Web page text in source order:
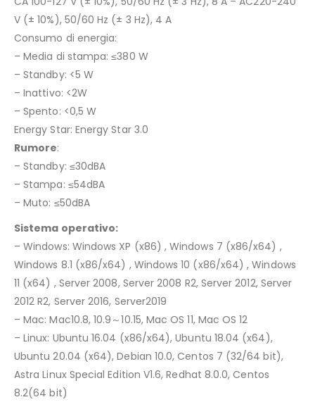
V (± 10%), 50/60 Hz (± 3 Hz), 4 A
Consumo di energia:
– Media di stampa: ≤380 W
– Standby: <5 W
– Inattivo: <2W
– Spento: <0,5 W
Energy Star: Energy Star 3.0
Rumore:
– Standby: ≤30dBA
– Stampa: ≤54dBA
– Muto: ≤50dBA
Sistema operativo:
– Windows: Windows XP (x86) , Windows 7 (x86/x64) ,
Windows 8.1 (x86/x64) , Windows 10 (x86/x64) , Windows
11 (x64) , Server 2008, Server 2008 R2, Server 2012, Server
2012 R2, Server 2016, Server2019
– Mac: Mac10.8, 10.9～10.15, Mac OS 11, Mac OS 12
– Linux: Ubuntu 16.04 (x86/x64), Ubuntu 18.04 (x64),
Ubuntu 20.04 (x64), Debian 10.0, Centos 7 (32/64 bit),
Astra Linux Special Edition V1.6, Redhat 8.0.0, Centos
8.2(64 bit)